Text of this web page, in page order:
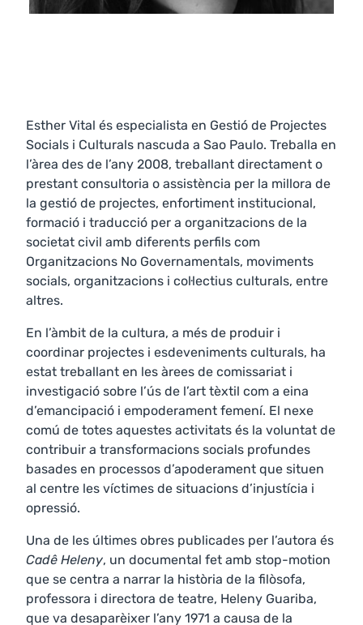
Esther Vital és especialista en Gestió de Projectes
Socials i Culturals nascuda a Sao Paulo. Treballa en
l’àrea des de l’any 2008, treballant directament o
prestant consultoria o assistència per la millora de
la gestió de projectes, enfortiment institucional,
formació i traducció per a organitzacions de la
societat civil amb diferents perfils com
Organitzacions No Governamentals, moviments
socials, organitzacions i col·lectius culturals, entre
altres.
En l’àmbit de la cultura, a més de produir i
coordinar projectes i esdeveniments culturals, ha
estat treballant en les àrees de comissariat i
investigació sobre l’ús de l’art tèxtil com a eina
d’emancipació i empoderament femení. El nexe
comú de totes aquestes activitats és la voluntat de
contribuir a transformacions socials profundes
basades en processos d’apoderament que situen
al centre les víctimes de situacions d’injustícia i
opressió.
Una de les últimes obres publicades per l’autora és
Cadê Heleny, un documental fet amb stop-motion
que se centra a narrar la història de la filòsofa,
professora i directora de teatre, Heleny Guariba,
que va desaparèixer l’any 1971 a causa de la